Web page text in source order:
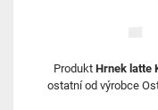
Produkt Hrnek latte
ostatní od výrobce